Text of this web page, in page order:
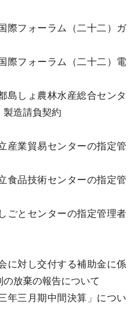
際フォーラム（二十二）ガ
際フォーラム（二十二）電
島しょ農林水産総合センタ
製造請負契約
産業貿易センターの指定管
食品技術センターの指定管
ごとセンターの指定管理者
に対し交付する補助金に係
放棄の報告について
年三月期中間決算」につい